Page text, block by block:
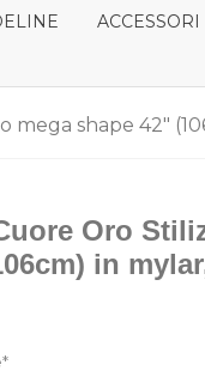
ACCESSORI
shape 42"
Oro
in